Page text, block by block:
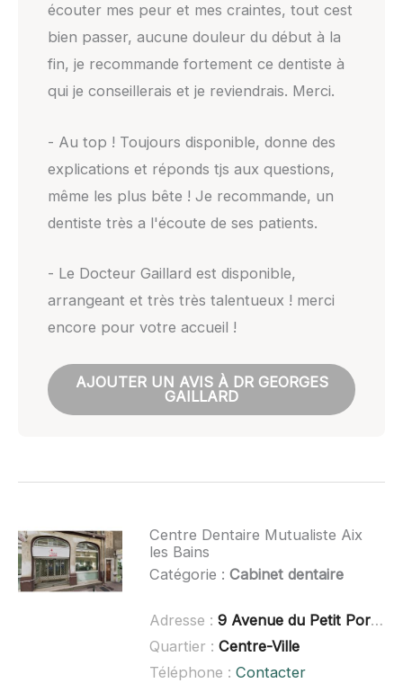
écouter mes peur et mes craintes, tout cest
bien passer, aucune douleur du début à la
fin, je recommande fortement ce dentiste à
qui je conseillerais et je reviendrais. Merci.
- Au top ! Toujours disponible, donne des
explications et réponds tjs aux questions,
même les plus bête ! Je recommande, un
dentiste très a l'écoute de ses patients.
- Le Docteur Gaillard est disponible,
arrangeant et très très talentueux ! merci
encore pour votre accueil !
AJOUTER UN AVIS À DR GEORGES
GAILLARD
Centre Dentaire Mutualiste Aix
les Bains
Catégorie : Cabinet dentaire
Adresse : 9 Avenue du Petit Port, 73100 Aix-les-Bains
Quartier : Centre-Ville
Téléphone : Contacter